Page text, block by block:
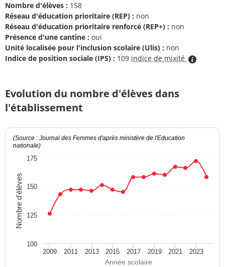
Nombre d'élèves : 158
Réseau d'éducation prioritaire (REP) : non
Réseau d'éducation prioritaire renforcé (REP+) : non
Présence d'une cantine : oui
Unité localisée pour l'inclusion scolaire (Ulis) : non
Indice de position sociale (IPS) : 109 indice de mixité
Evolution du nombre d'élèves dans
l'établissement
Année scolaire
Nombre d'élèves
(Source : Journal des Femmes d'après ministère de l'Education
nationale)
2009 2011 2013 2015 2017 2019 2021 2023
100
125
150
175